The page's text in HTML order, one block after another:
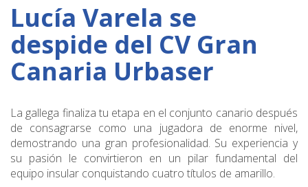
Lucía Varela se
despide del CV Gran
Canaria Urbaser
La gallega finaliza tu etapa en el conjunto canario después
de consagrarse como una jugadora de enorme nivel,
demostrando una gran profesionalidad. Su experiencia y
su pasión le convirtieron en un pilar fundamental del
equipo insular conquistando cuatro títulos de amarillo.